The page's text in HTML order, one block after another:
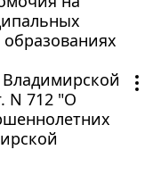
Владимирской
N 712 "О